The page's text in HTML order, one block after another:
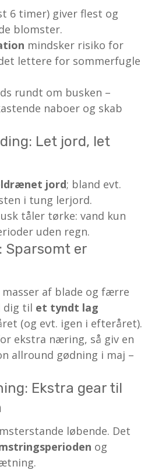
6 timer) giver flest og
blomster.
mindsker risiko for
lettere for sommerfugle
rundt om busken –
naboer og skab
Let jord, let
jord; bland evt.
i tung lerjord.
tåler tørke: vand kun
uden regn.
Sparsomt er
masser af blade og færre
dig til et tyndt lag
(og evt. igen i efteråret).
ekstra næring, så giv en
allround gødning i maj –
Ekstra gear til
løbende. Det
og